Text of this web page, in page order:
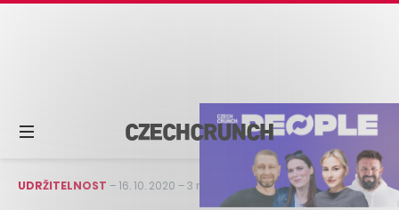
UDRŽITELNOST –16. 10. 2020 –3 min čtení